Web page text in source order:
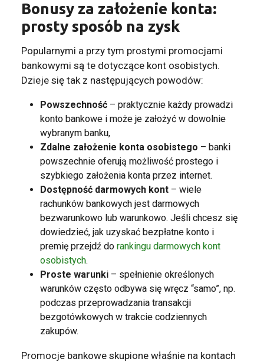
Bonusy za założenie konta:
prosty sposób na zysk
Popularnymi a przy tym prostymi promocjami
bankowymi są te dotyczące kont osobistych.
Dzieje się tak z następujących powodów:
Powszechność – praktycznie każdy prowadzi
konto bankowe i może je założyć w dowolnie
wybranym banku,
Zdalne założenie konta osobistego – banki
powszechnie oferują możliwość prostego i
szybkiego założenia konta przez internet.
Dostępność darmowych kont – wiele
rachunków bankowych jest darmowych
bezwarunkowo lub warunkowo. Jeśli chcesz się
dowiedzieć, jak uzyskać bezpłatne konto i
premię przejdź do rankingu darmowych kont
osobistych.
Proste warunki – spełnienie określonych
warunków często odbywa się wręcz “samo”, np.
podczas przeprowadzania transakcji
bezgotówkowych w trakcie codziennych
zakupów.
Promocje bankowe skupione właśnie na kontach